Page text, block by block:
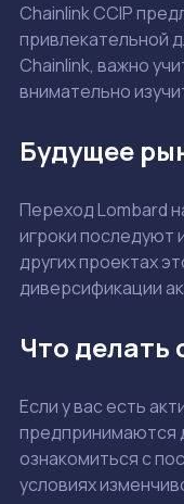
Chainlink CCIP
привлекательной
Chainlink, важно
внимательно
Будущее
Переход Lombard
игроки последуют
других проектах
диверсификации
Что делать
Если у вас есть
предпринимаются
ознакомиться с
условиях